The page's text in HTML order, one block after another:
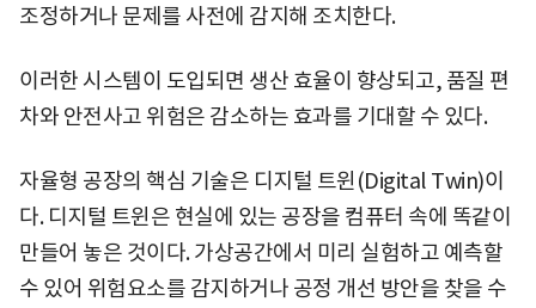
조정하거나 문제를 사전에 감지해 조치한다.
이러한 시스템이 도입되면 생산 효율이 향상되고, 품질 편
차와 안전사고 위험은 감소하는 효과를 기대할 수 있다.
자율형 공장의 핵심 기술은 디지털 트윈(Digital Twin)이
다. 디지털 트윈은 현실에 있는 공장을 컴퓨터 속에 똑같이
만들어 놓은 것이다. 가상공간에서 미리 실험하고 예측할
수 있어 위험요소를 감지하거나 공정 개선 방안을 찾을 수